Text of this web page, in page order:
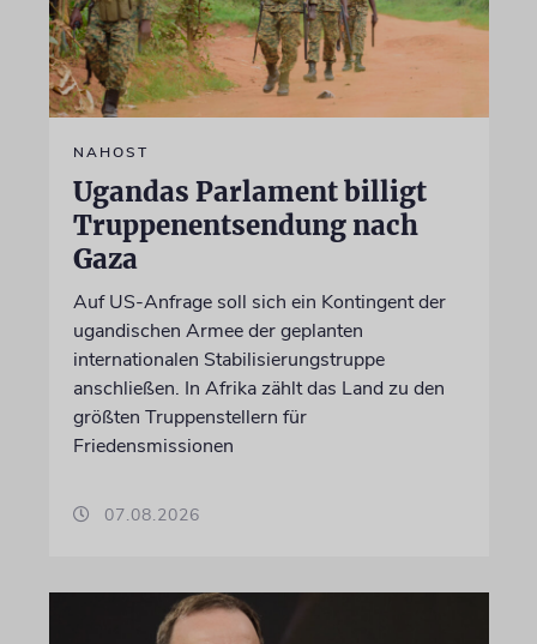
NAHOST
Ugandas Parlament billigt
Truppenentsendung nach
Gaza
Auf US-Anfrage soll sich ein Kontingent der
ugandischen Armee der geplanten
internationalen Stabilisierungstruppe
anschließen. In Afrika zählt das Land zu den
größten Truppenstellern für
Friedensmissionen
07.08.2026